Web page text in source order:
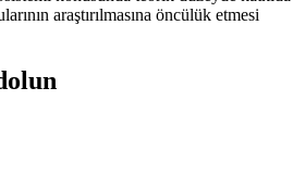
araştırılmasına öncülük etmesi